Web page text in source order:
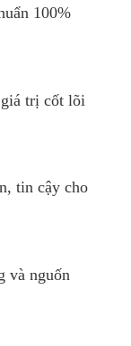
100%
trị cốt lõi
tin cậy cho
và nguốn